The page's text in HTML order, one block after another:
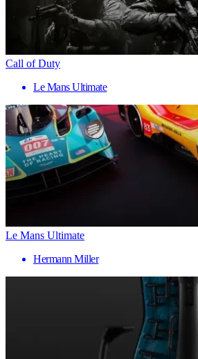
Call of Duty
Le Mans Ultimate
Le Mans Ultimate
Hermann Miller